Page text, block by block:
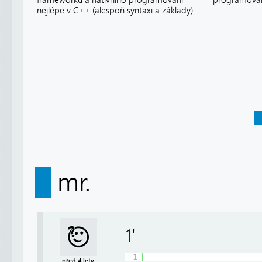
nejlépe v C++ (alespoň syntaxi a základy).
mr.
1'
1